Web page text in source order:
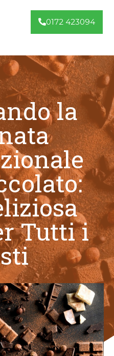
0172 423094
la
Tutti i